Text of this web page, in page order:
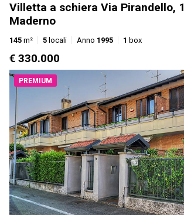
Villetta a schiera Via Pirandello,
Maderno
145 m² 5 locali Anno 1995 1 box
€ 330.000
PREMIUM